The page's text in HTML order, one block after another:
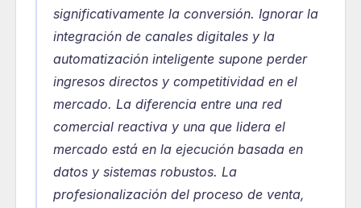
significativamente la conversión. Ignorar la
integración de canales digitales y la
automatización inteligente supone perder
ingresos directos y competitividad en el
mercado. La diferencia entre una red
comercial reactiva y una que lidera el
mercado está en la ejecución basada en
datos y sistemas robustos. La
profesionalización del proceso de venta,